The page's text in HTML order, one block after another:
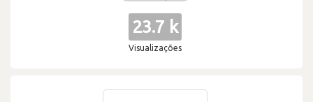
23.7 k
Visualizações